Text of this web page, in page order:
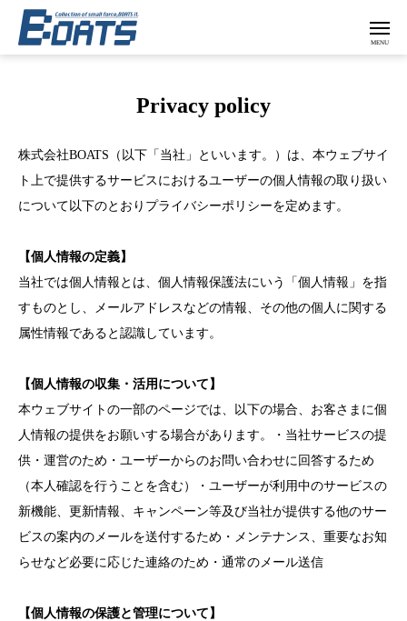
Privacy policy
株式会社BOATS（以下「当社」といいます。）は、本ウェブサイ
ト上で提供するサービスにおけるユーザーの個人情報の取り扱い
について以下のとおりプライバシーポリシーを定めます。
【個人情報の定義】
当社では個人情報とは、個人情報保護法にいう「個人情報」を指
すものとし、メールアドレスなどの情報、その他の個人に関する
属性情報であると認識しています。
【個人情報の収集・活用について】
本ウェブサイトの一部のページでは、以下の場合、お客さまに個
人情報の提供をお願いする場合があります。・当社サービスの提
供・運営のため・ユーザーからのお問い合わせに回答するため
（本人確認を行うことを含む）・ユーザーが利用中のサービスの
新機能、更新情報、キャンペーン等及び当社が提供する他のサー
ビスの案内のメールを送付するため・メンテナンス、重要なお知
らせなど必要に応じた連絡のため・通常のメール送信
【個人情報の保護と管理について】